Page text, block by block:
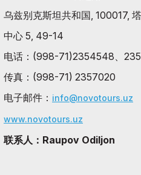
乌兹别克斯坦共和国, 100017,
中心 5, 49-14
电话：(998-71)2354548、
传真：(998-71) 2357020
电子邮件： info@novotours.uz
www.novotours.uz
联系人：Raupov Odiljon